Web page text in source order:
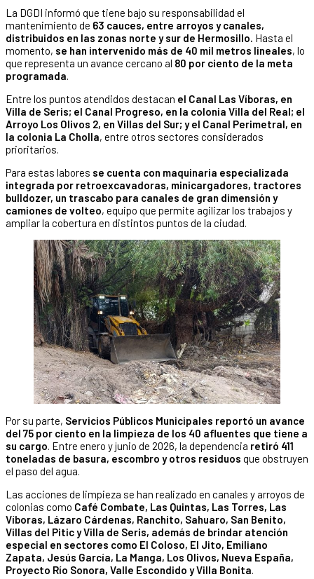
La DGDI informó que tiene bajo su responsabilidad el
mantenimiento de 63 cauces, entre arroyos y canales,
distribuidos en las zonas norte y sur de Hermosillo. Hasta el
momento, se han intervenido más de 40 mil metros lineales, lo
que representa un avance cercano al 80 por ciento de la meta
programada
Entre los puntos atendidos destacan el Canal Las Víboras, en
Villa de Seris; el Canal Progreso, en la colonia Villa del Real; el
Arroyo Los Olivos 2, en Villas del Sur; y el Canal Perimetral, en
la colonia La Cholla, entre otros sectores considerados
prioritarios.
Para estas labores se cuenta con maquinaria especializada
integrada por retroexcavadoras, minicargadores, tractores
bulldozer, un trascabo para canales de gran dimensión y
camiones de volteo, equipo que permite agilizar los trabajos y
ampliar la cobertura en distintos puntos de la ciudad.
Por su parte, Servicios Públicos Municipales reportó un avance
del 75 por ciento en la limpieza de los 40 afluentes que tiene a
su cargo. Entre enero y junio de 2026, la dependencia retiró 411
toneladas de basura, escombro y otros residuos que obstruyen
el paso del agua.
Las acciones de limpieza se han realizado en canales y arroyos de
colonias como Café Combate, Las Quintas, Las Torres, Las
Víboras, Lázaro Cárdenas, Ranchito, Sahuaro, San Benito,
Villas del Pitic y Villa de Seris, además de brindar atención
especial en sectores como El Coloso, El Jito, Emiliano
Zapata, Jesús García, La Manga, Los Olivos, Nueva España,
Proyecto Río Sonora, Valle Escondido y Villa Bonita.